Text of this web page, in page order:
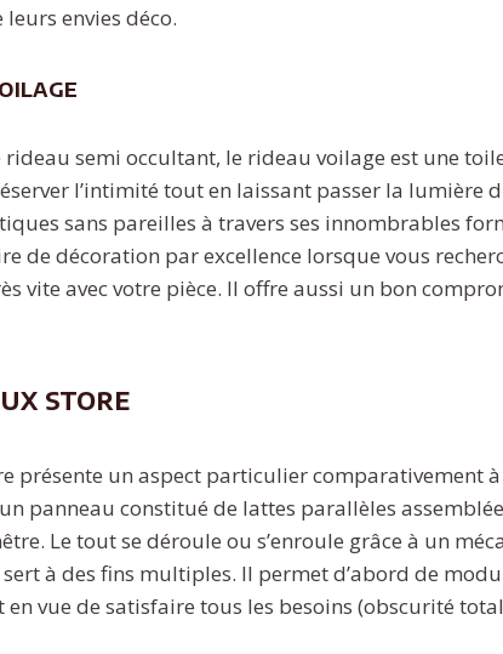
envies déco.
rideau semi occultant, le rideau voilage est une
l’intimité tout en laissant passer la lumière
sans pareilles à travers ses innombrables
de décoration par excellence lorsque vous
vite avec votre pièce. Il offre aussi un bon
store
présente un aspect particulier comparativement
panneau constitué de lattes parallèles
Le tout se déroule ou s’enroule grâce à un
sert à des fins multiples. Il permet d’abord de
en vue de satisfaire tous les besoins (obscurité